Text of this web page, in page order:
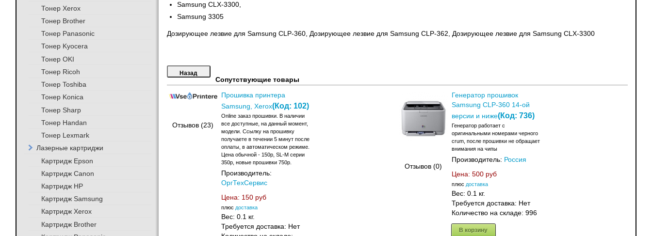
Samsung CLX-3300,
Samsung 3305
Дозирующее лезвие для Samsung CLP-360, Дозирующее лезвие для Samsung CLP-362, Дозирующее лезвие для Samsung CLX-3300
Сопутствующие товары
Отзывов (23)
Прошивка принтера
Samsung, Xerox(Код: 102)
Online заказ прошивки. В наличии
все доступные, на данный момент,
модели. Ссылку на прошивку
получаете в течении 5 минут после
оплаты, в автоматическом режиме.
Цена обычной - 150р, SL-M серии
350р, новые прошивки 750р.
Производитель:
ОргТехСервис
Цена: 150 руб
плюс доставка
Вес: 0.1 кг.
Требуется доставка: Нет
Отзывов (0)
Генератор прошивок
Samsung CLP-360 14-ой
версии и ниже(Код: 736)
Генератор работает с
оригинальными номерами черного
crum, после прошивки не обращает
внимания на чипы
Производитель: Россия
Цена: 500 руб
плюс доставка
Вес: 0.1 кг.
Требуется доставка: Нет
Количество на складе: 996
В корзину
Тонер Xerox
Тонер Brother
Тонер Panasonic
Тонер Kyocera
Тонер OKI
Тонер Ricoh
Тонер Toshiba
Тонер Konica
Тонер Sharp
Тонер Handan
Тонер Lexmark
Лазерные картриджи
Картридж Epson
Картридж Canon
Картридж HP
Картридж Samsung
Картридж Xerox
Картридж Brother